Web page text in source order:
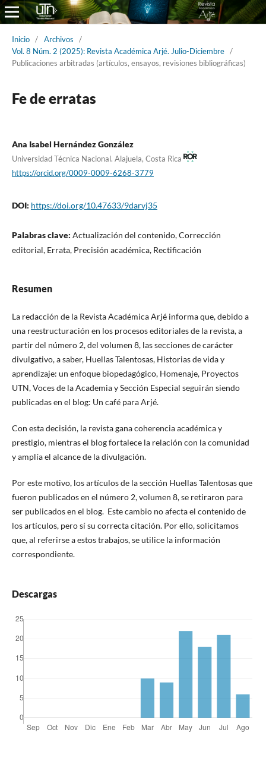
Inicio / Archivos
/
Vol. 8 Núm. 2 (2025): Revista Académica Arjé. Julio-Diciembre /
Publicaciones arbitradas (artículos, ensayos, revisiones bibliográficas)
Fe de erratas
Ana Isabel Hernández González
Universidad Técnica Nacional. Alajuela, Costa Rica
https://orcid.org/0009-0009-6268-3779
DOI: https://doi.org/10.47633/9darvj35
Palabras clave: Actualización del contenido, Corrección
editorial, Errata, Precisión académica, Rectificación
Resumen
La redacción de la Revista Académica Arjé informa que, debido a
una reestructuración en los procesos editoriales de la revista, a
partir del número 2, del volumen 8, las secciones de carácter
divulgativo, a saber, Huellas Talentosas, Historias de vida y
aprendizaje: un enfoque biopedagógico, Homenaje, Proyectos
UTN, Voces de la Academia y Sección Especial seguirán siendo
publicadas en el blog: Un café para Arjé.
Con esta decisión, la revista gana coherencia académica y
prestigio, mientras el blog fortalece la relación con la comunidad
y amplía el alcance de la divulgación.
Por este motivo, los artículos de la sección Huellas Talentosas que
fueron publicados en el número 2, volumen 8, se retiraron para
ser publicados en el blog. Este cambio no afecta el contenido de
los artículos, pero sí su correcta citación. Por ello, solicitamos
que, al referirse a estos trabajos, se utilice la información
correspondiente.
Descargas